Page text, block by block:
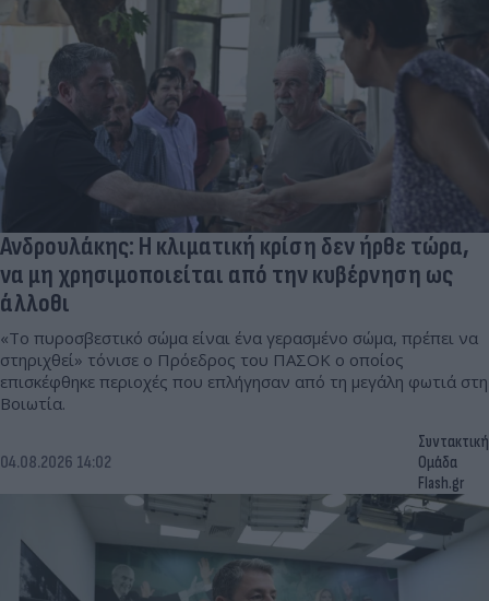
Ανδρουλάκης: Η κλιματική κρίση δεν ήρθε τώρα,
να μη χρησιμοποιείται από την κυβέρνηση ως
άλλοθι
«Το πυροσβεστικό σώμα είναι ένα γερασμένο σώμα, πρέπει να
στηριχθεί» τόνισε ο Πρόεδρος του ΠΑΣΟΚ ο οποίος
επισκέφθηκε περιοχές που επλήγησαν από τη μεγάλη φωτιά στη
Βοιωτία.
04.08.2026 14:02
Συντακτική
Ομάδα
Flash.gr